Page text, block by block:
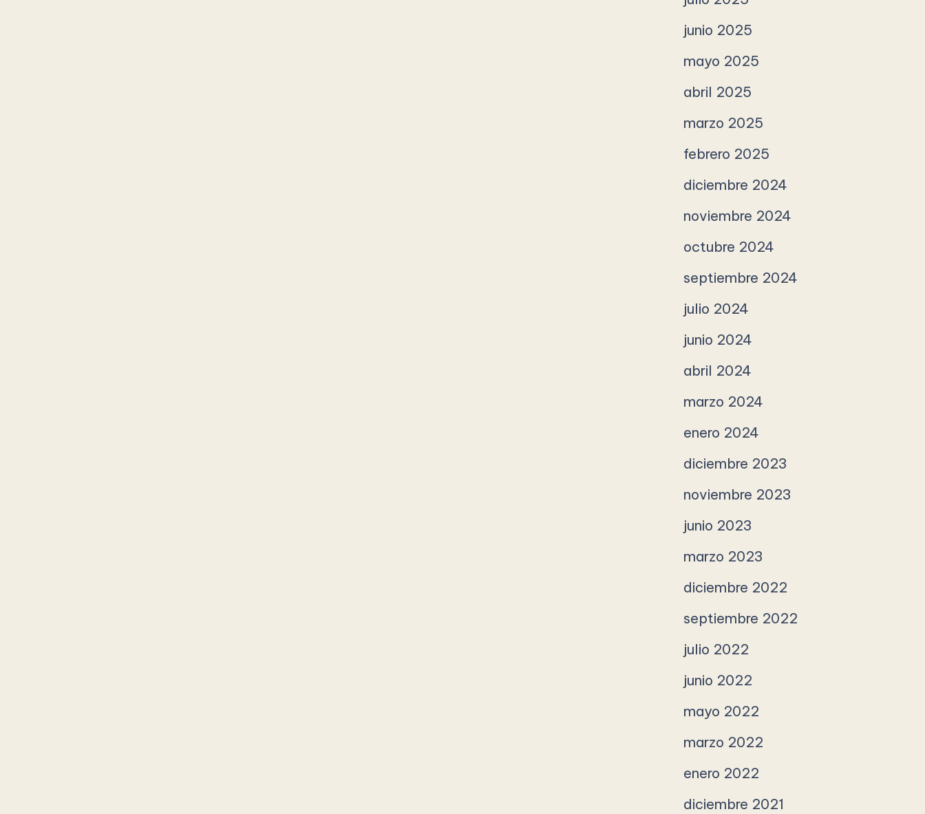
junio 2025
mayo 2025
abril 2025
marzo 2025
febrero 2025
diciembre 2024
noviembre 2024
octubre 2024
septiembre 2024
julio 2024
junio 2024
abril 2024
marzo 2024
enero 2024
diciembre 2023
noviembre 2023
junio 2023
marzo 2023
diciembre 2022
septiembre 2022
julio 2022
junio 2022
mayo 2022
marzo 2022
enero 2022
diciembre 2021